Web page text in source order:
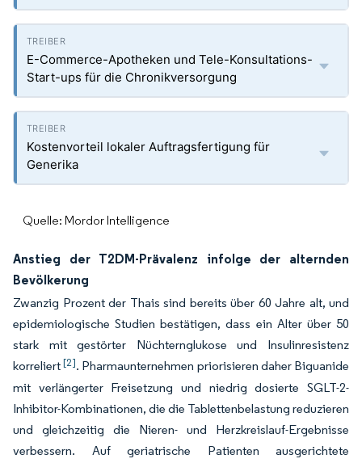
E-Commerce-Apotheken und Tele-Konsultations-
Start-ups für die Chronikversorgung
Kostenvorteil lokaler Auftragsfertigung für
Generika
Quelle: Mordor Intelligence
Anstieg der T2DM-Prävalenz infolge der alternden
Bevölkerung
Zwanzig Prozent der Thais sind bereits über 60 Jahre alt, und
epidemiologische Studien bestätigen, dass ein Alter über 50
stark mit gestörter Nüchternglukose und Insulinresistenz
korreliert[2]. Pharmaunternehmen priorisieren daher Biguanide
mit verlängerter Freisetzung und niedrig dosierte SGLT-2-
Inhibitor-Kombinationen, die die Tablettenbelastung reduzieren
und gleichzeitig die Nieren- und Herzkreislauf-Ergebnisse
verbessern. Auf geriatrische Patienten ausgerichtete